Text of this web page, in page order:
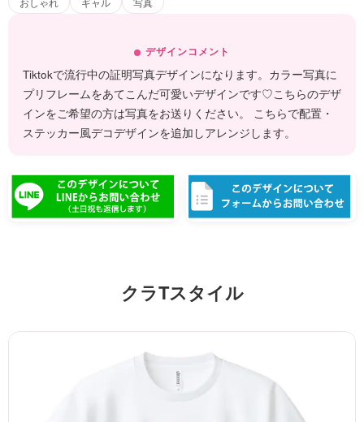
デザインコメント
Tiktokで流行中の証明写真デザインになります。カラー写真に
プリフレームをあてこんだ可愛いデザインです♡こちらのデザ
インをご希望の方は写真をお送りください。 こちらで配置・
ステッカー風デコデザインを追加しアレンジします。
クラTスタイル